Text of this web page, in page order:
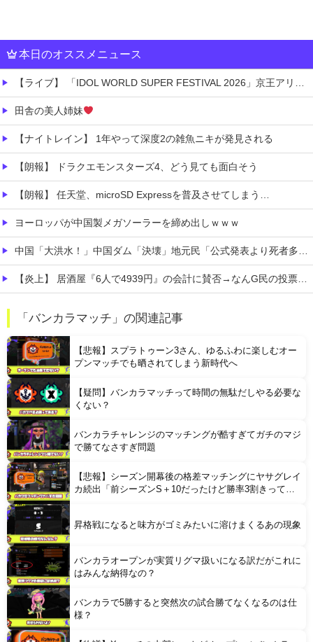
本日のオススメニュース
【ライブ】 「IDOL WORLD SUPER FESTIVAL 2026」京王アリーナTOKYO開催決定
田舎の美人姉妹
【ナイトレイン】 1年やって深度2の雑魚ニキが発見される
【朗報】 ドラクエモンスターズ4、どう見ても面白そう
【朗報】 任天堂、microSD Expressを普及させてしまう…
ヨーロッパが中国製メガソーラーを締め出しｗｗｗ
中国「大洪水！」中国ダム「決壊」地元民「公式発表より死者多い！」中国政府「住民拘束！（安否不明」中国当局「救助隊動画も削除」台風13号「三峡ダム接近中」→
【炎上】 居酒屋『6人で4939円』の会計に賛否→なんG民の投票結果が笑えるｗｗｗ
連れて行かれた
Powered by livedoor 相互RSS
「バンカラマッチ」の関連記事
【悲報】スプラトゥーン3さん、ゆるふわに楽しむオー
プンマッチでも晒されてしまう新時代へ
【疑問】バンカラマッチって時間の無駄だしやる必要な
くない？
バンカラチャレンジのマッチングが酷すぎてガチのマジ
で勝てなさすぎ問題
【悲報】シーズン開幕後の格差マッチングにヤサグレイ
カ続出「前シーズンS＋10だったけど勝率3割きって借
昇格戦になると味方がゴミみたいに溶けまくるあの現象
バンカラオープンが実質リグマ扱いになる訳だがこれに
はみんな納得なの？
バンカラで5勝すると突然次の試合勝てなくなるのは仕
様？